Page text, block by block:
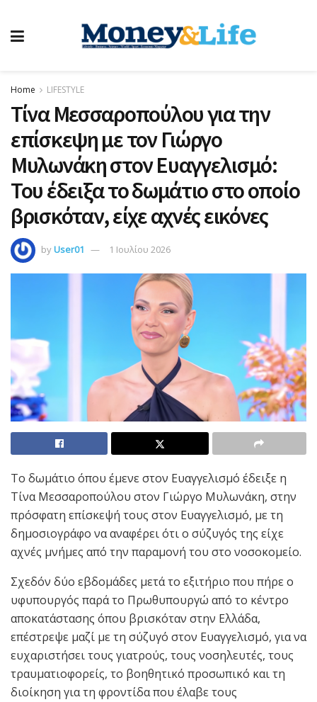
Home LIFESTYLE
Τίνα Μεσσαροπούλου για την
επίσκεψη με τον Γιώργο
Μυλωνάκη στον Ευαγγελισμό:
Του έδειξα το δωμάτιο στο οποίο
βρισκόταν, είχε αχνές εικόνες
byUser01 1 Ιουλίου 2026
Το δωμάτιο όπου έμενε στον Ευαγγελισμό έδειξε η
Τίνα Μεσσαροπούλου στον Γιώργο Μυλωνάκη, στην
πρόσφατη επίσκεψή τους στον Ευαγγελισμό, με τη
δημοσιογράφο να αναφέρει ότι ο σύζυγός της είχε
αχνές μνήμες από την παραμονή του στο νοσοκομείο.
Σχεδόν δύο εβδομάδες μετά το εξιτήριο που πήρε ο
υφυπουργός παρά το Πρωθυπουργώ από το κέντρο
αποκατάστασης όπου βρισκόταν στην Ελλάδα,
επέστρεψε μαζί με τη σύζυγό στον Ευαγγελισμό, για να
ευχαριστήσει τους γιατρούς, τους νοσηλευτές, τους
τραυματιοφορείς, το βοηθητικό προσωπικό και τη
διοίκηση για τη φροντίδα που έλαβε τους